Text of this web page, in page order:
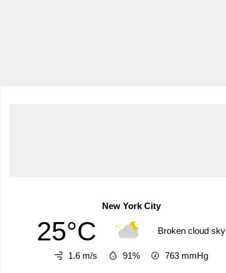
New York City
25°C Broken cloud sky
1.6 m/s 91% 763 mmHg